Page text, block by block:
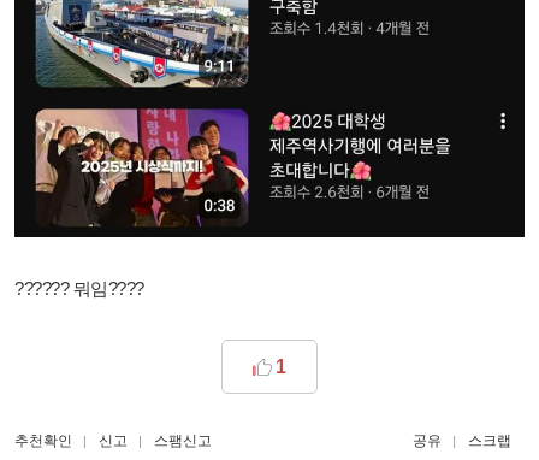
?????? 뭐임????
1
추천확인 신고 스팸신고 공유 스크랩